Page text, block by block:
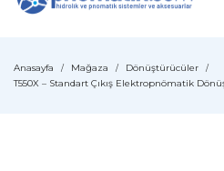
Anasayfa / Mağaza / Dönüştürücüler /
T550X – Standart Çıkış Elektropnömatik